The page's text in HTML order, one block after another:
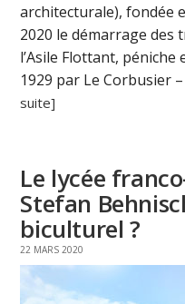
architecturale), fondée
2020 le démarrage des
l’Asile Flottant,
1929 par Le Corbusier
suite]
Le lycée
Stefan
biculturel ?
22 MARS 2020